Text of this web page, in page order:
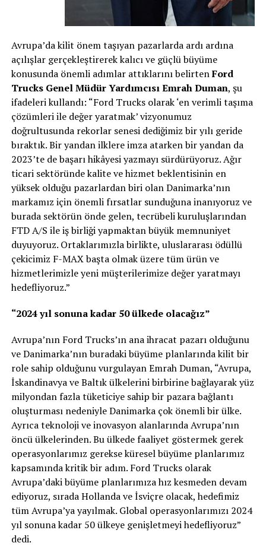
Avrupa’da kilit önem taşıyan pazarlarda ardı ardına
açılışlar gerçekleştirerek kalıcı ve güçlü büyüme
konusunda önemli adımlar attıklarını belirtenFord
Trucks Genel Müdür Yardımcısı Emrah Duman, şu
ifadeleri kullandı: “Ford Trucks olarak ‘en verimli taşıma
çözümleri ile değer yaratmak’ vizyonumuz
doğrultusunda rekorlar senesi dediğimiz bir yılı geride
bıraktık. Bir yandan ilklere imza atarken bir yandan da
2023’te de başarı hikâyesi yazmayı sürdürüyoruz. Ağır
ticari sektöründe kalite ve hizmet beklentisinin en
yüksek olduğu pazarlardan biri olan Danimarka’nın
markamız için önemli fırsatlar sunduğuna inanıyoruz ve
burada sektörün önde gelen, tecrübeli kuruluşlarından
FTD A/S ile iş birliği yapmaktan büyük memnuniyet
duyuyoruz. Ortaklarımızla birlikte, uluslararası ödüllü
çekicimiz F-MAX başta olmak üzere tüm ürün ve
hizmetlerimizle yeni müşterilerimize değer yaratmayı
hedefliyoruz.”
“2024 yıl sonuna kadar 50 ülkede olacağız”
Avrupa’nın Ford Trucks’ın ana ihracat pazarı olduğunu
ve Danimarka’nın buradaki büyüme planlarında kilit bir
role sahip olduğunu vurgulayan Emrah Duman, “Avrupa,
İskandinavya ve Baltık ülkelerini birbirine bağlayarak yüz
milyondan fazla tüketiciye sahip bir pazara bağlantı
oluşturması nedeniyle Danimarka çok önemli bir ülke.
Ayrıca teknoloji ve inovasyon alanlarında Avrupa’nın
öncü ülkelerinden. Bu ülkede faaliyet göstermek gerek
operasyonlarımız gerekse küresel büyüme planlarımız
kapsamında kritik bir adım. Ford Trucks olarak
Avrupa’daki büyüme planlarımıza hız kesmeden devam
ediyoruz, sırada Hollanda ve İsviçre olacak, hedefimiz
tüm Avrupa’ya yayılmak. Global operasyonlarımızı 2024
yıl sonuna kadar 50 ülkeye genişletmeyi hedefliyoruz”
dedi.